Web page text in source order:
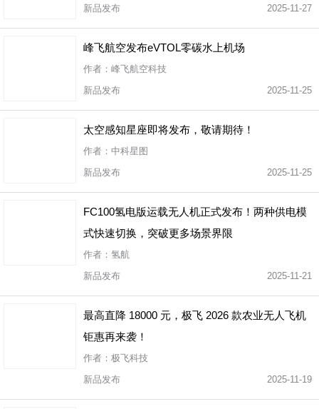
新品发布
2025-11-27
峰飞航空发布eVTOL零碳水上机场
作者：峰飞航空科技
新品发布
2025-11-25
太空感知星座即将发布，敬请期待！
作者：中科星图
新品发布
2025-11-25
FC100氢电版运载无人机正式发布！两种供电模
式快速切换，突破更多场景界限
作者：氢航
新品发布
2025-11-21
最高直降 18000 元，极飞 2026 款农业无人飞机
钜惠再来袭！
作者：极飞科技
新品发布
2025-11-19